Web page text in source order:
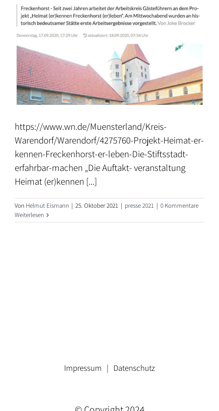
https://www.wn.de/Muensterland/Kreis-
Warendorf/Warendorf/4275760-Projekt-Heimat-er-
kennen-Freckenhorst-er-leben-Die-Stiftsstadt-
erfahrbar-machen „Die Auftakt- veranstaltung
Heimat (er)kennen [...]
Von Helmut Eismann | 25. Oktober 2021 | presse 2021 | 0 Kommentare
Weiterlesen
Impressum Datenschutz